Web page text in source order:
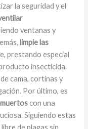
la seguridad y el
ventanas y
limpie las
prestando especial
insecticida.
de cama, cortinas y
Por último, es
con una
Siguiendo estas
de plagas sin